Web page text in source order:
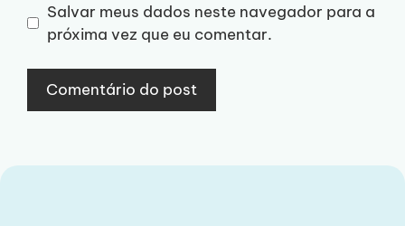
Salvar meus dados neste navegador para a
próxima vez que eu comentar.